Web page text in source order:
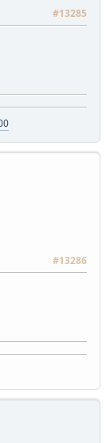
#13285
#13286